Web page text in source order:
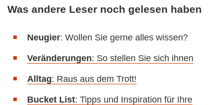
Was andere Leser noch gelesen haben
Neugier: Wollen Sie gerne alles wissen?
Veränderungen: So stellen Sie sich ihnen
Alltag: Raus aus dem Trott!
Bucket List: Tipps und Inspiration für Ihre